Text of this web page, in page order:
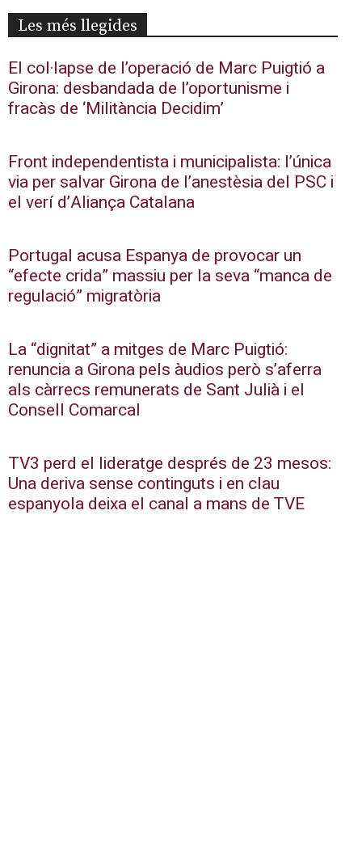
Les més llegides
El col·lapse de l’operació de Marc Puigtió a
Girona: desbandada de l’oportunisme i
fracàs de ‘Militància Decidim’
Front independentista i municipalista: l’única
via per salvar Girona de l’anestèsia del PSC i
el verí d’Aliança Catalana
Portugal acusa Espanya de provocar un
“efecte crida” massiu per la seva “manca de
regulació” migratòria
La “dignitat” a mitges de Marc Puigtió:
renuncia a Girona pels àudios però s’aferra
als càrrecs remunerats de Sant Julià i el
Consell Comarcal
TV3 perd el lideratge després de 23 mesos:
Una deriva sense continguts i en clau
espanyola deixa el canal a mans de TVE